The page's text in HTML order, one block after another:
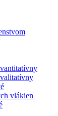
vlákien